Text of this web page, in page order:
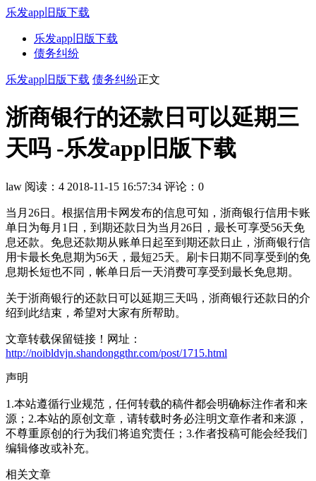
乐发app旧版下载
乐发app旧版下载
债务纠纷
乐发app旧版下载 债务纠纷正文
浙商银行的还款日可以延期三
天吗 -乐发app旧版下载
law 阅读：4 2018-11-15 16:57:34 评论：0
当月26日。根据信用卡网发布的信息可知，浙商银行信用卡账
单日为每月1日，到期还款日为当月26日，最长可享受56天免
息还款。免息还款期从账单日起至到期还款日止，浙商银行信
用卡最长免息期为56天，最短25天。刷卡日期不同享受到的免
息期长短也不同，帐单日后一天消费可享受到最长免息期。
关于浙商银行的还款日可以延期三天吗，浙商银行还款日的介
绍到此结束，希望对大家有所帮助。
文章转载保留链接！网址：
http://noibldvjn.shandonggthr.com/post/1715.html
声明
1.本站遵循行业规范，任何转载的稿件都会明确标注作者和来
源；2.本站的原创文章，请转载时务必注明文章作者和来源，
不尊重原创的行为我们将追究责任；3.作者投稿可能会经我们
编辑修改或补充。
相关文章